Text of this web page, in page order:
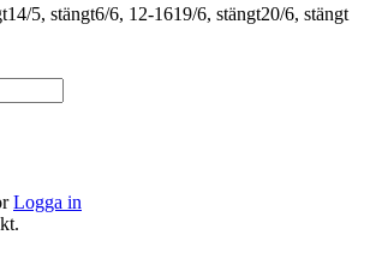
14/5, stängt6/6, 12-1619/6, stängt20/6, stängt
Logga in